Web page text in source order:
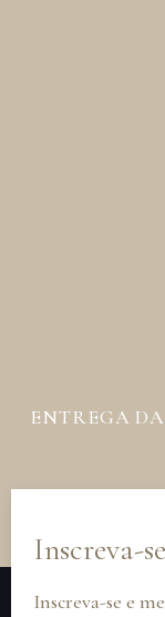
ENTREGA
Inscreva-
Inscreva-se e